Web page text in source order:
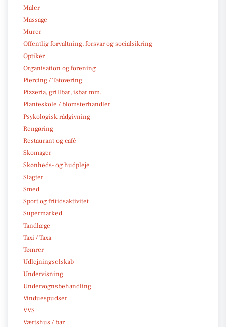
Maler
Massage
Murer
Offentlig forvaltning, forsvar og socialsikring
Optiker
Organisation og forening
Piercing / Tatovering
Pizzeria, grillbar, isbar mm.
Planteskole / blomsterhandler
Psykologisk rådgivning
Rengøring
Restaurant og café
Skomager
Skønheds- og hudpleje
Slagter
Smed
Sport og fritidsaktivitet
Supermarked
Tandlæge
Taxi / Taxa
Tømrer
Udlejningselskab
Undervisning
Undervognsbehandling
Vinduespudser
VVS
Værtshus / bar